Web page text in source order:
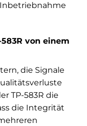
von einem
die Signale
TP-583R die
die Integrität